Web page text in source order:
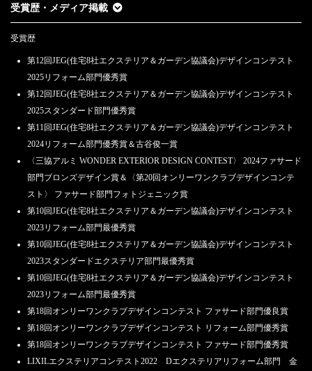
受賞歴・メディア掲載
受賞歴
第12回JEG(住宅8社エクステリア＆ガーデン協議会)デザインコンテスト
2025リフォーム部門優秀賞
第12回JEG(住宅8社エクステリア＆ガーデン協議会)デザインコンテスト
2025スタンダード部門優秀賞
第11回JEG(住宅8社エクステリア＆ガーデン協議会)デザインコンテスト
2024リフォーム部門優秀賞＆古谷俊一賞
〈三協アルミ WONDER EXTERIOR DESIGN CONTEST〉 2024ファサード
部門ブロンズデザイン賞＆〈第20回オンリーワンクラブデザインコンテ
スト〉 ファサード部門フォトジェニック賞
第10回JEG(住宅8社エクステリア＆ガーデン協議会)デザインコンテスト
2023リフォーム部門最優秀賞
第10回JEG(住宅8社エクステリア＆ガーデン協議会)デザインコンテスト
2023スタンダードエクステリア部門最優秀賞
第10回JEG(住宅8社エクステリア＆ガーデン協議会)デザインコンテスト
2023リフォーム部門最優秀賞
第18回オンリーワンクラブデザインコンテスト ファサード部門優良賞
第18回オンリーワンクラブデザインコンテスト リフォーム部門優秀賞
第18回オンリーワンクラブデザインコンテスト ファサード部門優秀賞
LIXILエクステリアコンテスト2022 Dエクステリアリフォーム部門 金